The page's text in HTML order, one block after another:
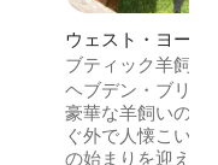
ウェスト・ヨーク
羊飼いの小屋
ブティック羊飼い
ヘブデン・ブリッ
豪華な羊飼いの小
ぐ外で人懐こいア
の始まりを迎えましょう。